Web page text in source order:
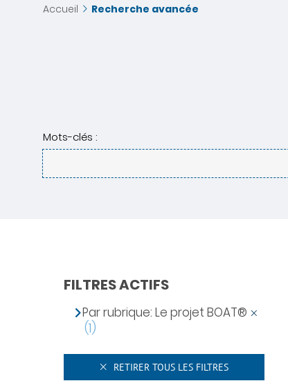
Accueil Recherche avancée
Mots-clés :
FILTRES ACTIFS
Par rubrique: Le projet BOAT®
(1)
RETIRER TOUS LES FILTRES